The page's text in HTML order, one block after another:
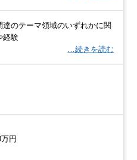
達のテーマ領域のいずれかに関
経験
…続きを読む
円